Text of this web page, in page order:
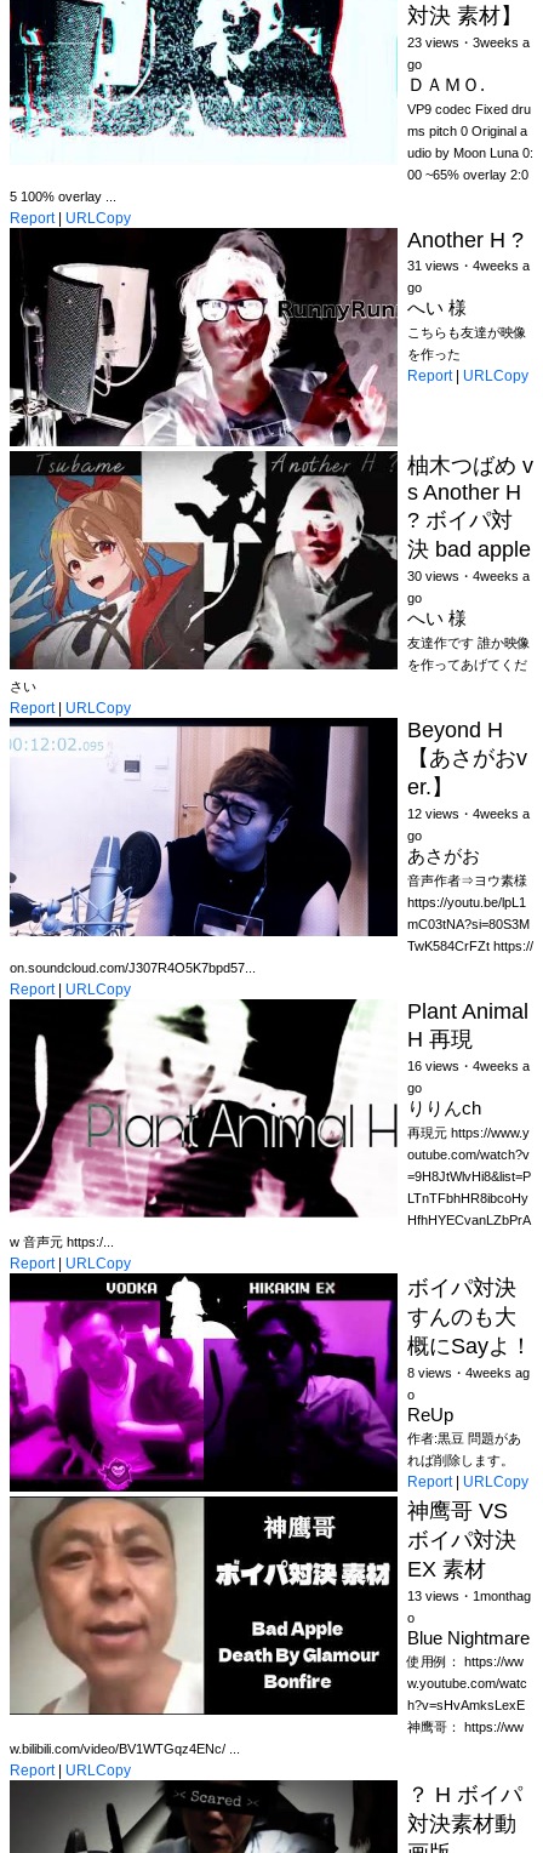
対決 素材】
23 views・3weeks a
go
ＤＡＭＯ.
VP9 codec Fixed dru
ms pitch 0 Original a
udio by Moon Luna 0:
00 ~65% overlay 2:0
5 100% overlay ...
Report| URLCopy
Another H ?
31 views・4weeks a
go
へい 様
こちらも友達が映像
を作った
Report| URLCopy
柚木つばめ v
s Another H
? ボイパ対
決 bad apple
30 views・4weeks a
go
へい 様
友達作です 誰か映像
を作ってあげてくだ
さい
Report| URLCopy
Beyond H
【あさがおv
er.】
12 views・4weeks a
go
あさがお
音声作者⇒ヨウ素様
https://youtu.be/lpL1
mC03tNA?si=80S3M
TwK584CrFZt https://
on.soundcloud.com/J307R4O5K7bpd57...
Report| URLCopy
Plant Animal
H 再現
16 views・4weeks a
go
りりんch
再現元 https://www.y
outube.com/watch?v
=9H8JtWlvHi8&list=P
LTnTFbhHR8ibcoHy
HfhHYECvanLZbPrA
w 音声元 https:/...
Report| URLCopy
ボイパ対決
すんのも大
概にSayよ！
8 views・4weeks ag
o
ReUp
作者:黒豆 問題があ
れば削除します。
Report| URLCopy
神鹰哥 VS
ボイパ対決
EX 素材
13 views・1monthag
o
Blue Nightmare
使用例： https://ww
w.youtube.com/watc
h?v=sHvAmksLexE
神鹰哥： https://ww
w.bilibili.com/video/BV1WTGqz4ENc/ ...
Report| URLCopy
？ H ボイパ
対決素材動